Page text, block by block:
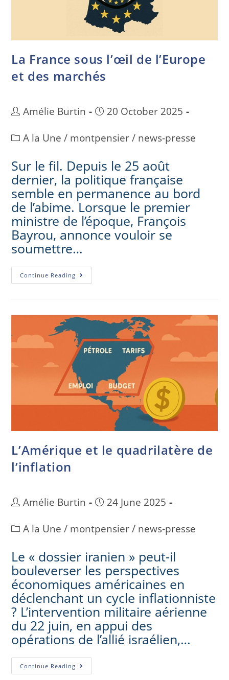
La France sous l’œil de l’Europe
et des marchés
Amélie Burtin
20 October 2025
A la Une / montpensier / news-presse
Sur le fil. Depuis le 25 août
dernier, la politique française
semble en permanence au bord
de l’abime. Lorsque le premier
ministre de l’époque, François
Bayrou, annonce vouloir se
soumettre…
Continue Reading
L’Amérique et le quadrilatère de
l’inflation
Amélie Burtin
24 June 2025
A la Une / montpensier / news-presse
Le « dossier iranien » peut-il
bouleverser les perspectives
économiques américaines en
déclenchant un cycle inflationniste
? L’intervention militaire aérienne
du 22 juin, en appui des
opérations de l’allié israélien,…
Continue Reading